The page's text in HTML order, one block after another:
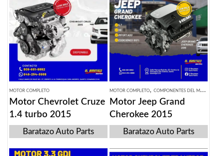
MOTOR COMPLETO
Motor Chevrolet Cruze
1.4 turbo 2015
Baratazo Auto Parts
MOTOR COMPLETO, COMPONENTES DEL MOTOR
Motor Jeep Grand
Cherokee 2015
Baratazo Auto Parts